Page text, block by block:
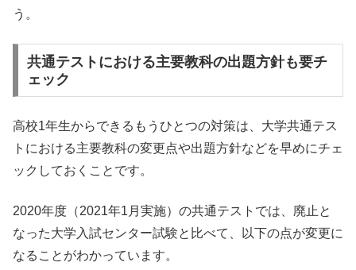
う。
共通テストにおける主要教科の出題方針も要チ
ェック
高校1年生からできるもうひとつの対策は、大学共通テス
トにおける主要教科の変更点や出題方針などを早めにチェ
ックしておくことです。
2020年度（2021年1月実施）の共通テストでは、廃止と
なった大学入試センター試験と比べて、以下の点が変更に
なることがわかっています。